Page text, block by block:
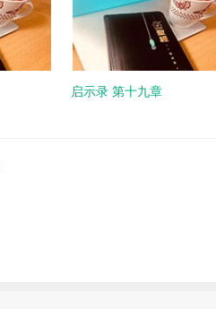
启示录 第十九章